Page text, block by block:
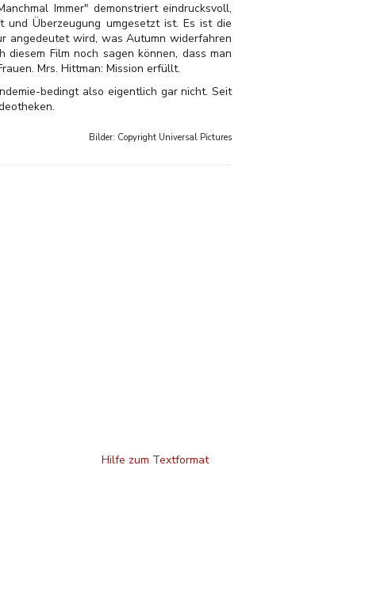
Immer" demonstriert eindrucksvoll,
Überzeugung umgesetzt ist. Es ist die
angedeutet wird, was Autumn widerfahren
Film noch sagen können, dass man
Mrs. Hittman: Mission erfüllt.
bedingt also eigentlich gar nicht. Seit
Bilder: Copyright Universal Pictures
Hilfe zum Textformat